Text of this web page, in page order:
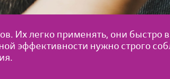
Их легко применять, они быстро
эффективности нужно строго